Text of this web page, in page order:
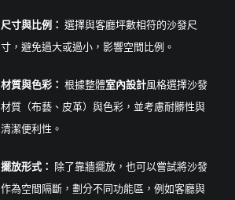
尺寸與比例： 選擇與客廳坪數相符的沙發尺
寸，避免過大或過小，影響空間比例。
材質與色彩： 根據整體室內設計風格選擇沙發
材質（布藝、皮革）與色彩，並考慮耐髒性與
清潔便利性。
擺放形式： 除了靠牆擺放，也可以嘗試將沙發
作為空間隔斷，劃分不同功能區，例如客廳與